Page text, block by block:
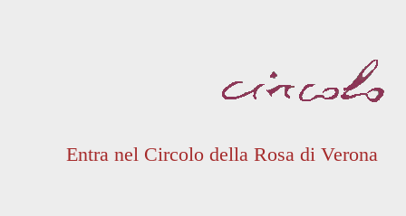
Entra nel Circolo della Rosa di Verona